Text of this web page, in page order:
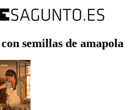
semillas de amapola